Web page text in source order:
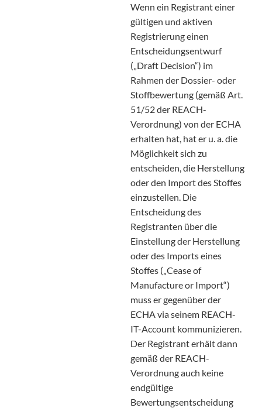
Wenn ein Registrant einer
gültigen und aktiven
Registrierung einen
Entscheidungsentwurf
(„Draft Decision“) im
Rahmen der Dossier- oder
Stoffbewertung (gemäß Art.
51/52 der REACH-
Verordnung) von der ECHA
erhalten hat, hat er u. a. die
Möglichkeit sich zu
entscheiden, die Herstellung
oder den Import des Stoffes
einzustellen. Die
Entscheidung des
Registranten über die
Einstellung der Herstellung
oder des Imports eines
Stoffes („Cease of
Manufacture or Import“)
muss er gegenüber der
ECHA via seinem REACH-
IT-Account kommunizieren.
Der Registrant erhält dann
gemäß der REACH-
Verordnung auch keine
endgültige
Bewertungsentscheidung